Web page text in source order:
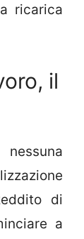
ricarica
il
di
a